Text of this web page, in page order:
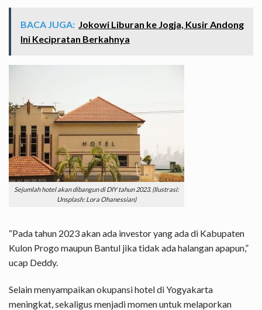
BACA JUGA: Jokowi Liburan ke Jogja, Kusir Andong
Ini Kecipratan Berkahnya
Sejumlah hotel akan dibangun di DIY tahun 2023. (Ilustrasi:
Unsplash: Lora Ohanessian)
“Pada tahun 2023 akan ada investor yang ada di Kabupaten
Kulon Progo maupun Bantul jika tidak ada halangan apapun,”
ucap Deddy.
Selain menyampaikan okupansi hotel di Yogyakarta
meningkat, sekaligus menjadi momen untuk melaporkan